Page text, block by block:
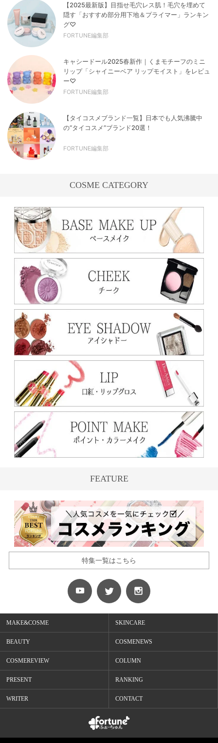
【2025最新版】目指せ毛穴レス肌！毛穴を埋めて
隠す「おすすめ部分用下地＆プライマー」ランキン
グ♡
FORTUNE編集部
キャシードール2025春新作｜くまモチーフのミニ
リップ「シャイニーベア リップモイスト」をレビュ
ー♡
FORTUNE編集部
【タイコスメブランド一覧】日本でも人気沸騰中
の“タイコスメ”ブランド20選！
FORTUNE編集部
COSME CATEGORY
FEATURE
特集一覧はこちら
MAKE&COSME SKINCARE
BEAUTY COSMENEWS
COSMEREVIEW COLUMN
PRESENT RANKING
WRITER CONTACT